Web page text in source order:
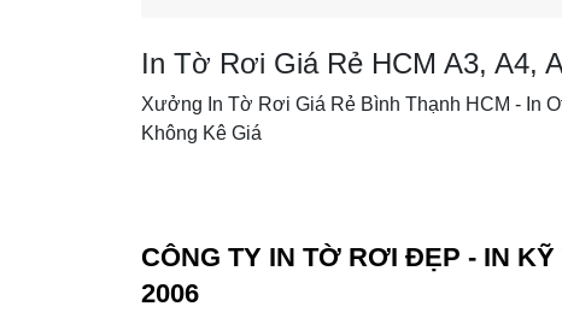
In Tờ Rơi Giá Rẻ HCM A3, A4,
Xưởng In Tờ Rơi Giá Rẻ Bình Thạnh HCM - In
Không Kê Giá
CÔNG TY IN TỜ RƠI ĐẸP - IN
2006